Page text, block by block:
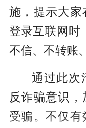
施，提示大家
登录互联网时
不信、不转账
通过此次
反诈骗意识
受骗。不仅